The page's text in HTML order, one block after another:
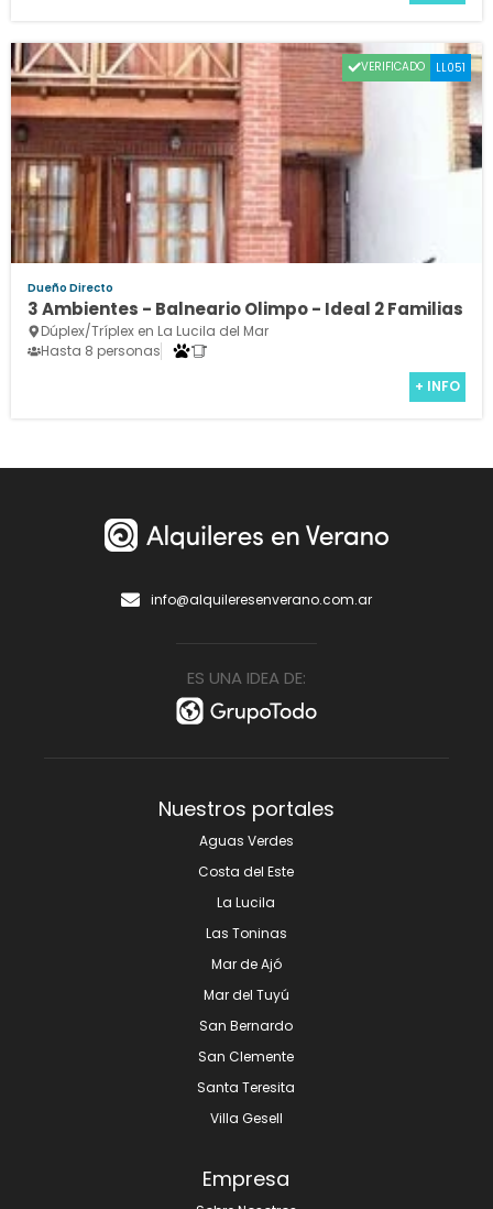
VERIFICADO LL051
Dueño Directo
3 Ambientes - Balneario Olimpo - Ideal 2 Familias
Dúplex/Tríplex en La Lucila del Mar
Hasta 8 personas
+ INFO
info@alquileresenverano.com.ar
ES UNA IDEA DE:
Nuestros portales
Aguas Verdes
Costa del Este
La Lucila
Las Toninas
Mar de Ajó
Mar del Tuyú
San Bernardo
San Clemente
Santa Teresita
Villa Gesell
Empresa